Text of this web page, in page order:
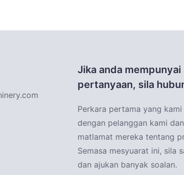
Jika anda
pertanyaan, sila
Perkara pertama yang
dengan pelanggan kami
matlamat mereka tentang
Semasa mesyuarat ini, sila
dan ajukan banyak soalan.